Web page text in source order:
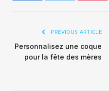
PREVIOUS ARTICLE
Personnalisez une coque
pour la fête des mères